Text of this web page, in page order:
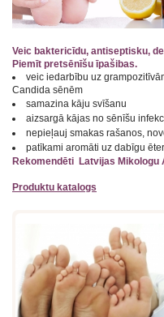
Veic baktericīdu, antiseptisku,
Piemīt pretsēnīšu īpašibas.
veic iedarbību uz
Candida sēnēm
samazina kāju svīšanu
aizsargā kājas no sēnīšu
nepieļauj smakas rašanos,
patīkami aromāti uz dabīgu
Rekomendēti Latvijas Mikologu
Produktu katalogs